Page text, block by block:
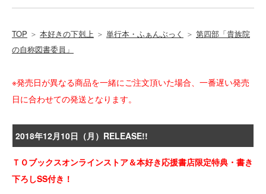
TOP ＞ 本好きの下剋上 ＞ 単行本・ふぁんぶっく ＞ 第四部「貴族院
の自称図書委員」
※発売日が異なる商品を一緒にご注文頂いた場合、一番遅い発売
日に合わせての発送となります。
2018年12月10日（月）RELEASE!!
ＴＯブックスオンラインストア＆本好き応援書店限定特典・書き
下ろしSS付き！